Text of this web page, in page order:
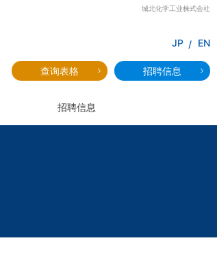
城北化学工业株式会社
JP EN
查询表格 招聘信息
招聘信息